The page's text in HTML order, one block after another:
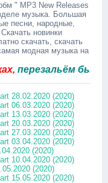
" MP3 New Releases
музыка. Большая
песни, народные,
новинки
скачать, скачать
модная музыка на
быстро.
28.02.2020 (2020)
06.03.2020 (2020)
13.03.2020 (2020)
20.03.2020 (2020)
27.03.2020 (2020)
03.04.2020 (2020)
(2020)
10.04.2020 (2020)
(2020)
15.05.2020 (2020)